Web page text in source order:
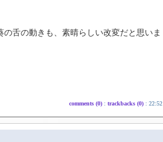
舌の動きも、素晴らしい改変だと思いま
comments (0) : trackbacks (0) : 22:52